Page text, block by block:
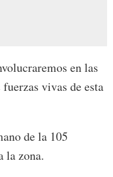
en las
vivas de esta
de la 105
la zona.